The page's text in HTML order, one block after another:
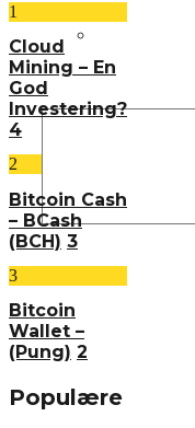
1
Cloud
Mining – En
God
Investering?
4
2
Bitcoin Cash
– BCash
(BCH) 3
3
Bitcoin
Wallet –
(Pung) 2
Populære